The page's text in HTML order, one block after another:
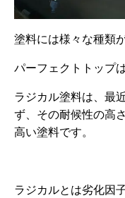
塗料には様々な種類
パーフェクトトップ
ラジカル塗料は、最
ず、その耐候性の高
高い塗料です。
ラジカルとは劣化因